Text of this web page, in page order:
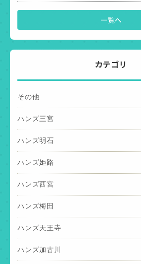
一覧へ
カテゴリ
その他
ハンズ三宮
ハンズ明石
ハンズ姫路
ハンズ西宮
ハンズ梅田
ハンズ天王寺
ハンズ加古川